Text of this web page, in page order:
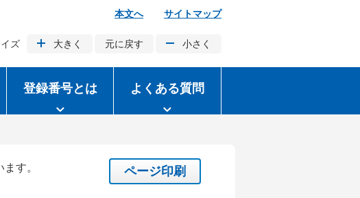
本文へ サイトマップ
ズ 大きく 元に戻す 小さく
登録番号とは よくある質問
す。 ページ印刷